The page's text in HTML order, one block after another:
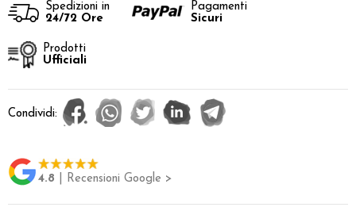
Spedizioni in
24/72 Ore
Pagamenti
Sicuri
Prodotti
Ufficiali
Condividi:
4.8 | Recensioni Google >